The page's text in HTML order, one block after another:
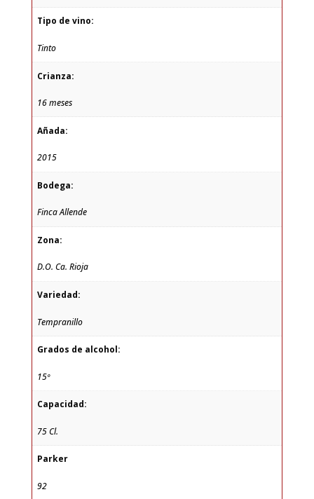
Tipo de vino:
Tinto
Crianza:
16 meses
Añada:
2015
Bodega:
Finca Allende
Zona:
D.O. Ca. Rioja
Variedad:
Tempranillo
Grados de alcohol:
15º
Capacidad:
75 Cl.
Parker
92